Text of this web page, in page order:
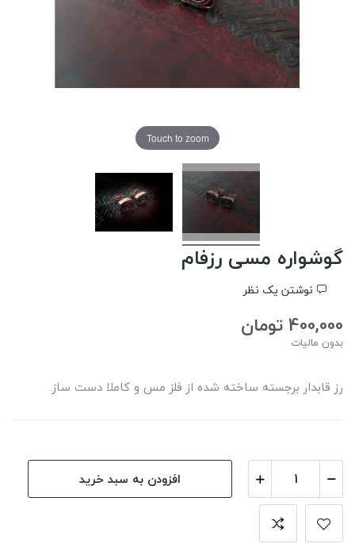
Touch to zoom
گوشواره مسی رزفام
نوشتن یک نظر
400,000 تومان
بدون مالیات
رز قابدار برجسته ساخته شده از فلز مس و کاملا دست ساز.
افزودن به سبد خرید